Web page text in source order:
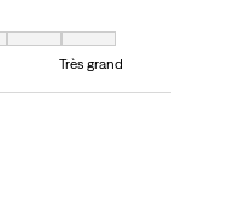
7 est égal à Très grand
Très grand